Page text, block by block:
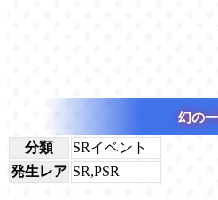
幻の
分類
SRイベント
発生レア SR,PSR